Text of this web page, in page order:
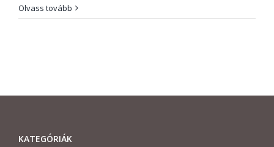
Olvass tovább
KATEGÓRIÁK